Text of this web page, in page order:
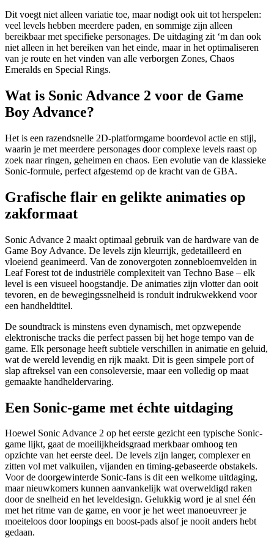
Dit voegt niet alleen variatie toe, maar nodigt ook uit tot herspelen:
veel levels hebben meerdere paden, en sommige zijn alleen
bereikbaar met specifieke personages. De uitdaging zit ‘m dan ook
niet alleen in het bereiken van het einde, maar in het optimaliseren
van je route en het vinden van alle verborgen Zones, Chaos
Emeralds en Special Rings.
Wat is Sonic Advance 2 voor de Game
Boy Advance?
Het is een razendsnelle 2D-platformgame boordevol actie en stijl,
waarin je met meerdere personages door complexe levels raast op
zoek naar ringen, geheimen en chaos. Een evolutie van de klassieke
Sonic-formule, perfect afgestemd op de kracht van de GBA.
Grafische flair en gelikte animaties op
zakformaat
Sonic Advance 2 maakt optimaal gebruik van de hardware van de
Game Boy Advance. De levels zijn kleurrijk, gedetailleerd en
vloeiend geanimeerd. Van de zonovergoten zonnebloemvelden in
Leaf Forest tot de industriële complexiteit van Techno Base – elk
level is een visueel hoogstandje. De animaties zijn vlotter dan ooit
tevoren, en de bewegingssnelheid is ronduit indrukwekkend voor
een handheldtitel.
De soundtrack is minstens even dynamisch, met opzwepende
elektronische tracks die perfect passen bij het hoge tempo van de
game. Elk personage heeft subtiele verschillen in animatie en geluid,
wat de wereld levendig en rijk maakt. Dit is geen simpele port of
slap aftreksel van een consoleversie, maar een volledig op maat
gemaakte handheldervaring.
Een Sonic-game met échte uitdaging
Hoewel Sonic Advance 2 op het eerste gezicht een typische Sonic-
game lijkt, gaat de moeilijkheidsgraad merkbaar omhoog ten
opzichte van het eerste deel. De levels zijn langer, complexer en
zitten vol met valkuilen, vijanden en timing-gebaseerde obstakels.
Voor de doorgewinterde Sonic-fans is dit een welkome uitdaging,
maar nieuwkomers kunnen aanvankelijk wat overweldigd raken
door de snelheid en het leveldesign. Gelukkig word je al snel één
met het ritme van de game, en voor je het weet manoeuvreer je
moeiteloos door loopings en boost-pads alsof je nooit anders hebt
gedaan.